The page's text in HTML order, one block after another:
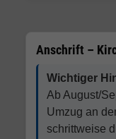
Anschrift –
Wichtiger
Ab August/
Umzug an
schrittweise